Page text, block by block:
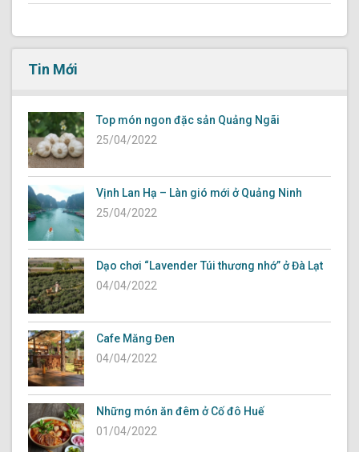
Tin Mới
Top món ngon đặc sản Quảng Ngãi
25/04/2022
Vịnh Lan Hạ – Làn gió mới ở Quảng Ninh
25/04/2022
Dạo chơi “Lavender Túi thương nhớ” ở Đà Lạt
04/04/2022
Cafe Măng Đen
04/04/2022
Những món ăn đêm ở Cố đô Huế
01/04/2022